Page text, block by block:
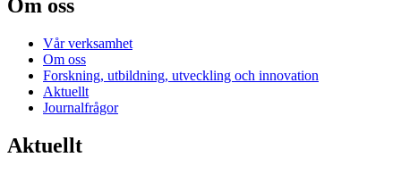
Om oss
Vår verksamhet
Om oss
Forskning, utbildning, utveckling och innovation
Aktuellt
Journalfrågor
Aktuellt